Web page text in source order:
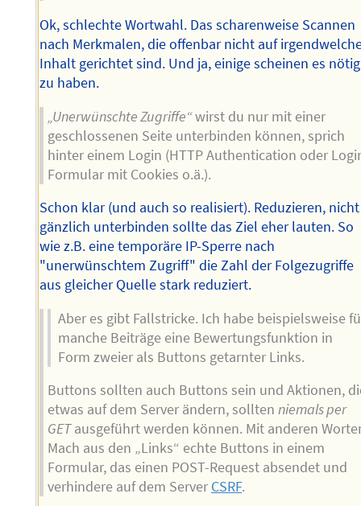
Ok, schlechte Wortwahl. Das scharenweise Scannen
nach Merkmalen, die offenbar nicht auf
Inhalt gerichtet sind. Und ja, einige scheinen es nötig
zu haben.
„Unerwünschte Zugriffe“wirst du nur mit einer
geschlossenen Seite unterbinden können, sprich
hinter einem Login (HTTP Authentication oder
Formular mit Cookies o.ä.).
Schon klar (und auch so realisiert). Reduzieren, nicht
gänzlich unterbinden sollte das Ziel eher lauten. So
wie z.B. eine temporäre IP-Sperre nach
"unerwünschtem Zugriff" die Zahl der Folgezugriffe
aus gleicher Quelle stark reduziert.
Aber es gibt Fallstricke. Ich habe beispielsweise
manche Beiträge eine Bewertungsfunktion in
Form zweier als Buttons getarnter Links.
Buttons sollten auch Buttons sein und Aktionen,
etwas auf dem Server ändern, solltenniemals per
GETausgeführt werden können. Mit anderen
Mach aus den „Links“ echte Buttons in einem
Formular, das einen POST-Request absendet und
verhindere auf dem Server CSRF.